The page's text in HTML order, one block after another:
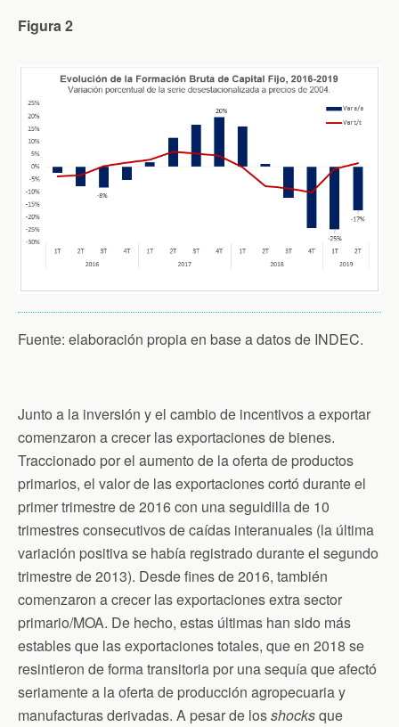
Figura 2
Fuente: elaboración propia en base a datos de INDEC.
Junto a la inversión y el cambio de incentivos a exportar
comenzaron a crecer las exportaciones de bienes.
Traccionado por el aumento de la oferta de productos
primarios, el valor de las exportaciones cortó durante el
primer trimestre de 2016 con una seguidilla de 10
trimestres consecutivos de caídas interanuales (la última
variación positiva se había registrado durante el segundo
trimestre de 2013). Desde fines de 2016, también
comenzaron a crecer las exportaciones extra sector
primario/MOA. De hecho, estas últimas han sido más
estables que las exportaciones totales, que en 2018 se
resintieron de forma transitoria por una sequía que afectó
seriamente a la oferta de producción agropecuaria y
manufacturas derivadas. A pesar de losshocksque